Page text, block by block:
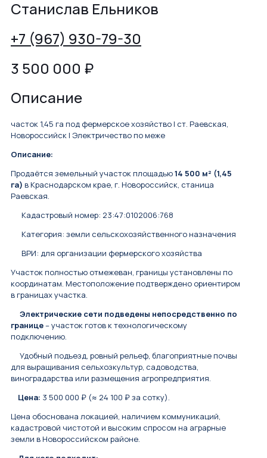
Станислав Ельников
+7 (967) 930-79-30
3 500 000 ₽
Описание
часток 1,45 га под фермерское хозяйство | ст. Раевская,
Новороссийск | Электричество по меже
Описание:
Продаётся земельный участок площадью14 500 м² (1,45
га) в Краснодарском крае, г. Новороссийск, станица
Раевская.
Кадастровый номер: 23:47:0102006:768
Категория: земли сельскохозяйственного назначения
ВРИ: для организации фермерского хозяйства
Участок полностью отмежеван, границы установлены по
координатам. Местоположение подтверждено ориентиром
в границах участка.
Электрические сети подведены непосредственно по
границе– участок готов к технологическому
подключению.
Удобный подъезд, ровный рельеф, благоприятные почвы
для выращивания сельхозкультур, садоводства,
виноградарства или размещения агропредприятия.
Цена: 3 500 000 ₽ (≈ 24 100 ₽ за сотку).
Цена обоснована локацией, наличием коммуникаций,
кадастровой чистотой и высоким спросом на аграрные
земли в Новороссийском районе.